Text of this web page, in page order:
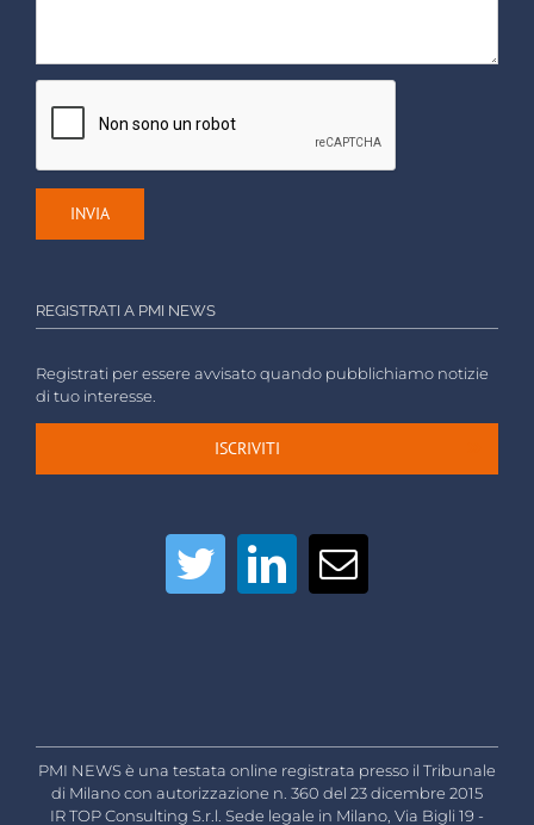
REGISTRATI A PMI NEWS
Registrati per essere avvisato quando pubblichiamo notizie
di tuo interesse.
ISCRIVITI
PMI NEWS è una testata online registrata presso il Tribunale
di Milano con autorizzazione n. 360 del 23 dicembre 2015
IR TOP Consulting S.r.l. Sede legale in Milano, Via Bigli 19 -